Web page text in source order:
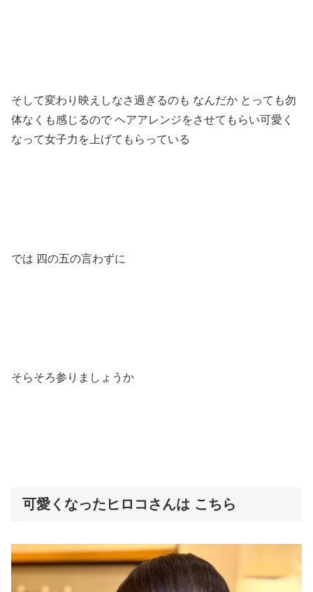
そして変わり映えしなさ過ぎるのも なんだか とっても勿
体なくも感じるので ヘアアレンジをさせてもらい可愛く
なって女子力を上げてもらっている
では 四の五の言わずに
そらそろ参りましょうか
可愛くなったヒロコさんは こちら